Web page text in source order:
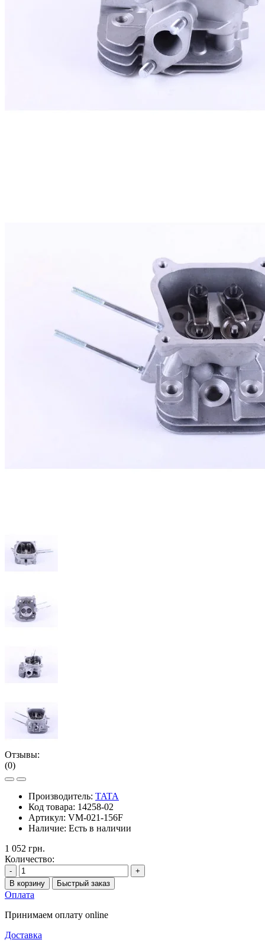
Отзывы:
(0)
Производитель: TATA
Код товара: 14258-02
Артикул: VM-021-156F
Наличие: Есть в наличии
1 052 грн.
Количество:
-
+
В корзину
Быстрый заказ
Оплата
Принимаем оплату online
Доставка